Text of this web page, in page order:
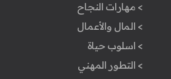
> مهارات النجاح
> المال والأعمال
> اسلوب حياة
> التطور المهني